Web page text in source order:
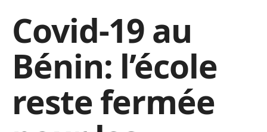
Covid-19 au
Bénin: l’école
reste fermée